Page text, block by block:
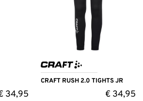
34,95
CRAFT RUSH 2.0 TIGHTS JR
€ 34,95